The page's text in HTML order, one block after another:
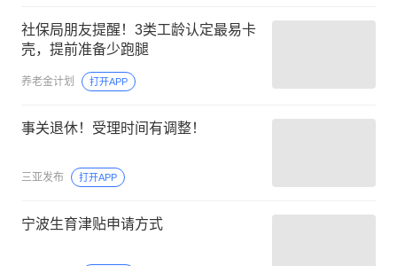
社保局朋友提醒！3类工龄认定最易卡
壳，提前准备少跑腿
养老金计划 打开APP
事关退休！受理时间有调整！
三亚发布 打开APP
宁波生育津贴申请方式